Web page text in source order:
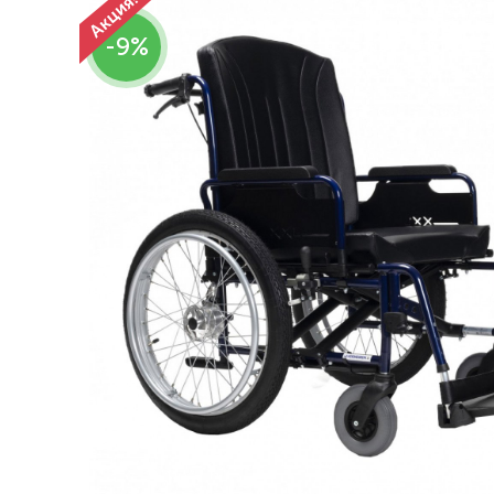
Респираторное оборудование
Подъёмники для инвалидов
-9%